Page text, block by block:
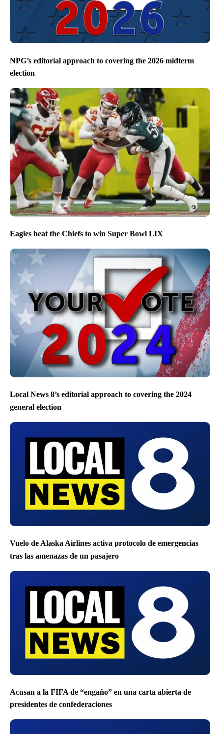
NPG’s editorial approach to covering the 2026 midterm
election
Eagles beat the Chiefs to win Super Bowl LIX
Local News 8’s editorial approach to covering the 2024
general election
Vuelo de Alaska Airlines activa protocolo de emergencias
tras las amenazas de un pasajero
Acusan a la FIFA de “engaño” en una carta abierta de
presidentes de confederaciones